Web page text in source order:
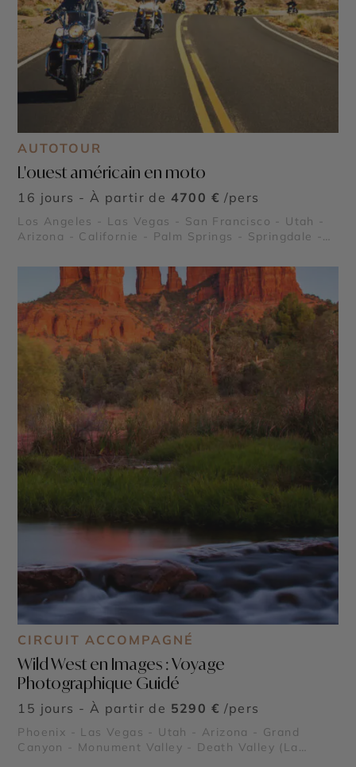
AUTOTOUR
L'ouest américain en moto
16 jours - À partir de 4700 € /pers
Los Angeles - Las Vegas - San Francisco - Utah -
Arizona - Californie - Palm Springs - Springdale -
- Lake Powell - Joshua Tree - Route 66 - Kingman
en Arizona - Alcatraz - Route panoramique
Highway 1 - Parc National de Zion
CIRCUIT ACCOMPAGNÉ
Wild West en Images : Voyage
Photographique Guidé
15 jours - À partir de 5290 € /pers
Phoenix - Las Vegas - Utah - Arizona - Grand
Canyon - Monument Valley - Death Valley (La